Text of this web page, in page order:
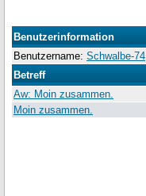
Benutzerinformation
Benutzername: Schwalbe-74
Betreff
Aw: Moin zusammen.
Moin zusammen.